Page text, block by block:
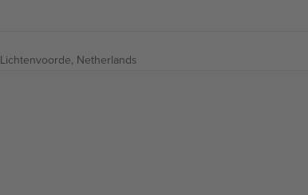
Lichtenvoorde, Netherlands